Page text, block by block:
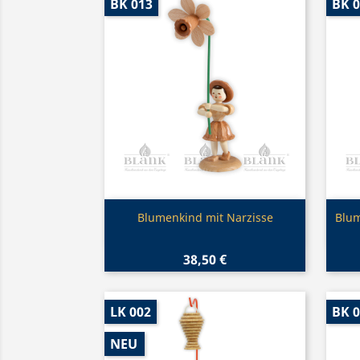
Vorschau
Blumenkind mit Narzisse
38,50 €
BK 013 BK
LK 002
NEU
BK